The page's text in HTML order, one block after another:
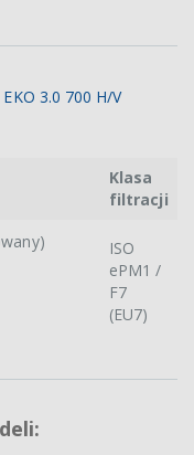
3.0 700 H/V
Klasa
filtracji
ISO
ePM1 /
F7
(EU7)